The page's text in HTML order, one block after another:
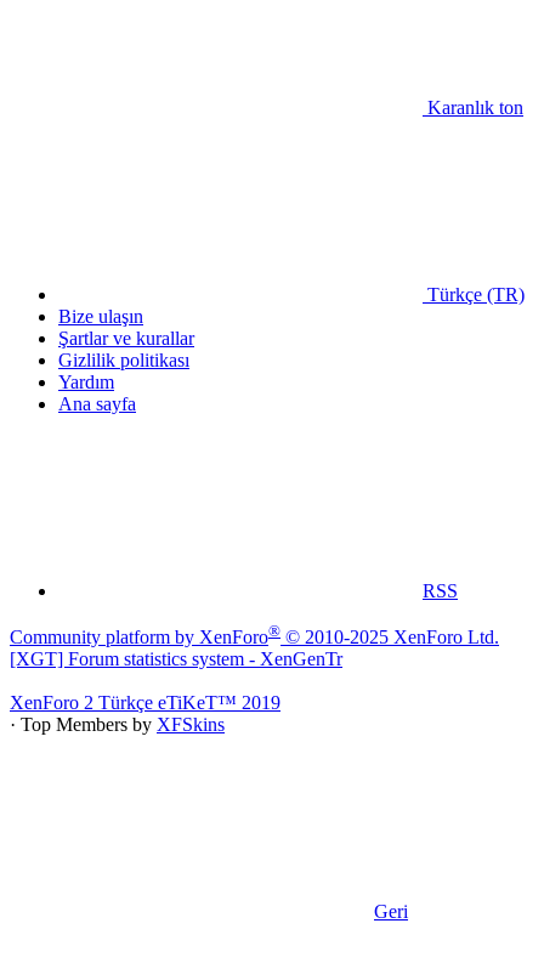
Karanlık ton
Türkçe (TR)
Bize ulaşın
Şartlar ve kurallar
Gizlilik politikası
Yardım
Ana sayfa
RSS
Community platform by XenForo® © 2010-2025 XenForo Ltd.
[XGT] Forum statistics system - XenGenTr
XenForo 2 Türkçe eTiKeT™ 2019
· Top Members by XFSkins
Geri